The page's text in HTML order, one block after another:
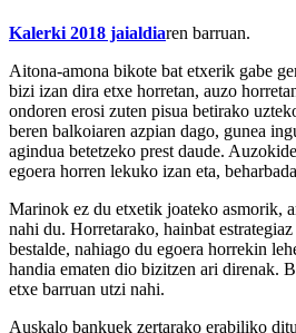
Kalerki 2018 jaialdiaren barruan.
Aitona-amona bikote bat etxerik gabe
bizi izan dira etxe horretan, auzo
ondoren erosi zuten pisua betirako
beren balkoiaren azpian dago, gunea
agindua betetzeko prest daude.
egoera horren lekuko izan eta,
Marinok ez du etxetik joateko asmorik,
nahi du. Horretarako, hainbat
bestalde, nahiago du egoera horrekin
handia ematen dio bizitzen ari direnak.
etxe barruan utzi nahi.
Auskalo bankuek zertarako erabiliko